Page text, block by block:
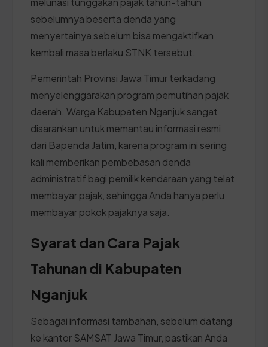
sebelumnya beserta denda yang
menyertainya sebelum bisa mengaktifkan
kembali masa berlaku STNK tersebut.
Pemerintah Provinsi Jawa Timur terkadang
menyelenggarakan program pemutihan pajak
daerah. Warga Kabupaten Nganjuk sangat
disarankan untuk memantau informasi resmi
dari Bapenda Jatim, karena program ini sering
kali memberikan pembebasan denda
administratif bagi pemilik kendaraan yang telat
membayar pajak, sehingga Anda hanya perlu
membayar pokok pajaknya saja.
Syarat dan Cara Pajak
Tahunan di Kabupaten
Nganjuk
Sebagai informasi tambahan, sebelum datang
ke kantor SAMSAT Jawa Timur, pastikan Anda